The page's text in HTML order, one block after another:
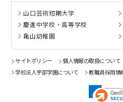
刊行物
山口芸術短期大学
慶進中学校・高等学校
亀山幼稚園
サイトポリシー 個人情報の取扱について
学校法人宇部学園について
教職員採用情